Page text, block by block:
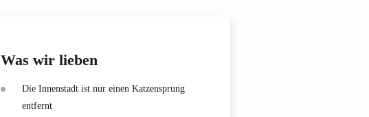
Was wir lieben
Die Innenstadt ist nur einen Katzensprung
entfernt